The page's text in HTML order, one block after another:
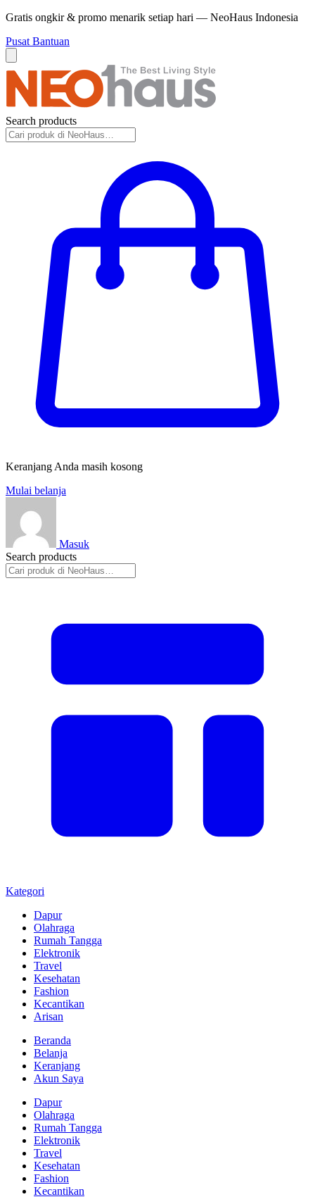
Gratis ongkir & promo menarik setiap hari — NeoHaus Indonesia
Pusat Bantuan
Search products
Keranjang Anda masih kosong
Mulai belanja
Masuk
Search products
Kategori
Dapur
Olahraga
Rumah Tangga
Elektronik
Travel
Kesehatan
Fashion
Kecantikan
Arisan
Beranda
Belanja
Keranjang
Akun Saya
Dapur
Olahraga
Rumah Tangga
Elektronik
Travel
Kesehatan
Fashion
Kecantikan